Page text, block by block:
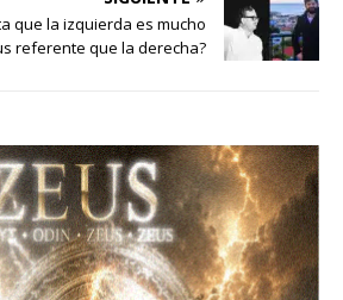
que la izquierda es mucho
referente que la derecha?